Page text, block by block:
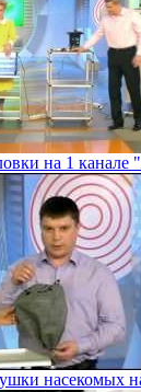
на 1 канале
насекомых